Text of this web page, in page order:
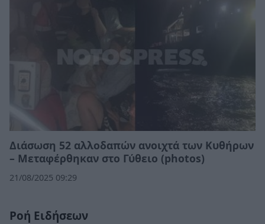
Διάσωση 52 αλλοδαπών ανοιχτά των Κυθήρων
– Μεταφέρθηκαν στο Γύθειο (photos)
21/08/2025 09:29
Ροή Ειδήσεων